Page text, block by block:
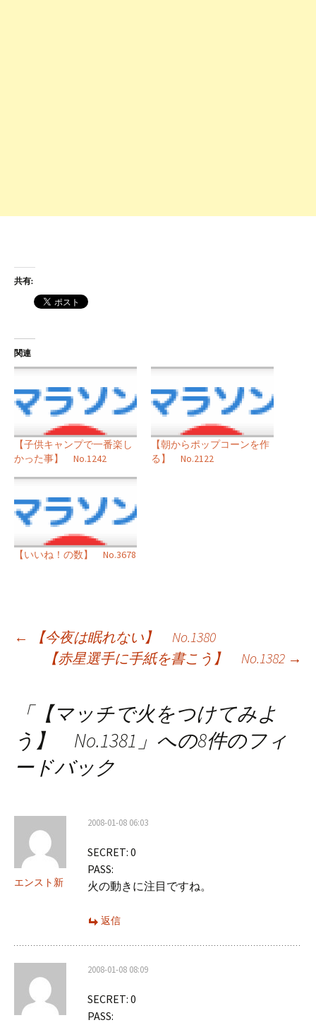
共有:
関連
【子供キャンプで一番楽し
かった事】 No.1242
【朝からポップコーンを作
る】 No.2122
【いいね！の数】 No.3678
投
ゲ
←
【今夜は眠れない】 No.1380
【赤星選手に手紙を書こう】 No.1382 →
「【マッチで火をつけてみよ
う】 No.1381 」への8件のフィ
ードバック
エンスト新
2008-01-08 06:03
SECRET: 0
PASS:
火の動きに注目ですね。
返信
2008-01-08 08:09
SECRET: 0
PASS: